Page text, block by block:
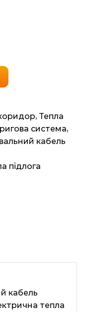
, Тепла
система,
кабель
підлога
кабель
тепла